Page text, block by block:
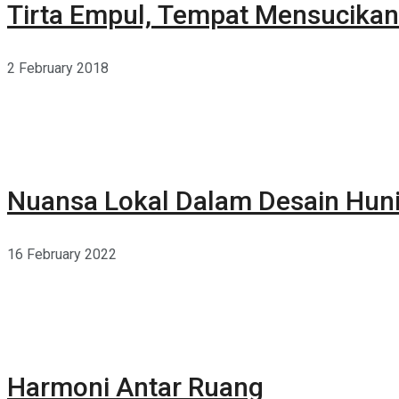
Tirta Empul, Tempat
2 February 2018
Nuansa Lokal Dalam Desain
16 February 2022
Harmoni Antar Ruang